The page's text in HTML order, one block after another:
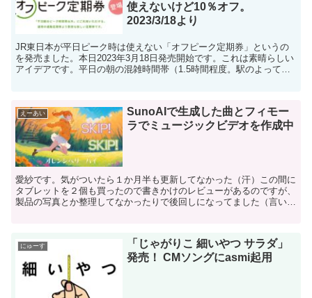
使えないけど10％オフ。
2023/3/18より
JR東日本が平日ピーク時は使えない「オフピーク定期券」というの
を発売ました。本日2023年3月18日発売開始です。これは素晴らしい
アイデアです。平日の朝の混雑時間帯（1.5時間程度。駅のよって違
えーあい
SunoAIで生成した曲とフィモー
ラでミュージックビデオを作成中
愛紗です。気がついたら１か月半も更新してなかった（汗）この間に
タブレットを２個も買ったので書きかけのレビューがあるのですが、
製品の写真とか整理してなかったりで後回しになってました（言い
にゅーす
「じゃがりこ 細いやつ サラダ」
発売！ CMソングにasmi起用